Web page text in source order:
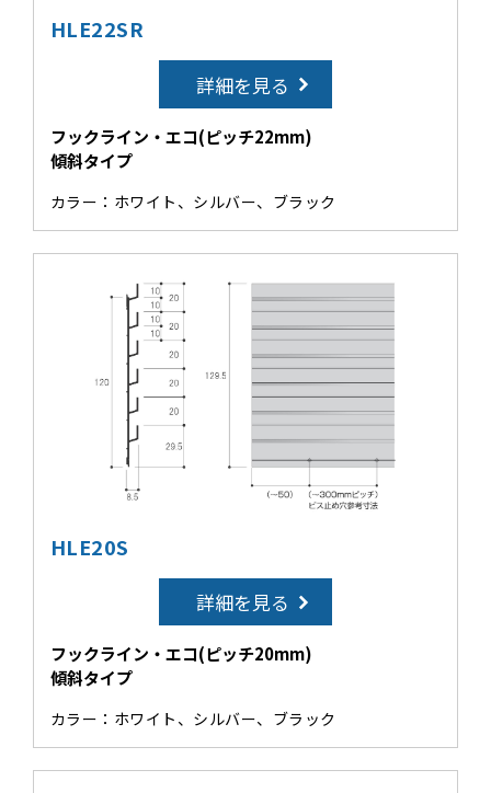
HLE22SR
詳細を見る
フックライン・エコ(ピッチ22mm)
傾斜タイプ
カラー：ホワイト、シルバー、ブラック
HLE20S
詳細を見る
フックライン・エコ(ピッチ20mm)
傾斜タイプ
カラー：ホワイト、シルバー、ブラック